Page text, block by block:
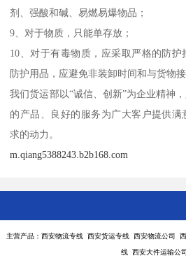
剂、强酸和碱、易燃易爆物品；
9、对于物质，只能单存放；
10、对于有毒物质，应采取严格的防
防护用品，应避免非装卸时间和与货物接
我们货运部以“诚信、创新”为企业精神
的产品、良好的服务为广大客户提供满
求的动力。
m.qiang5388243.b2b168.com
主营产品：西安物流专线 西安货运专线 西安物流公司
线 西安大件运输公